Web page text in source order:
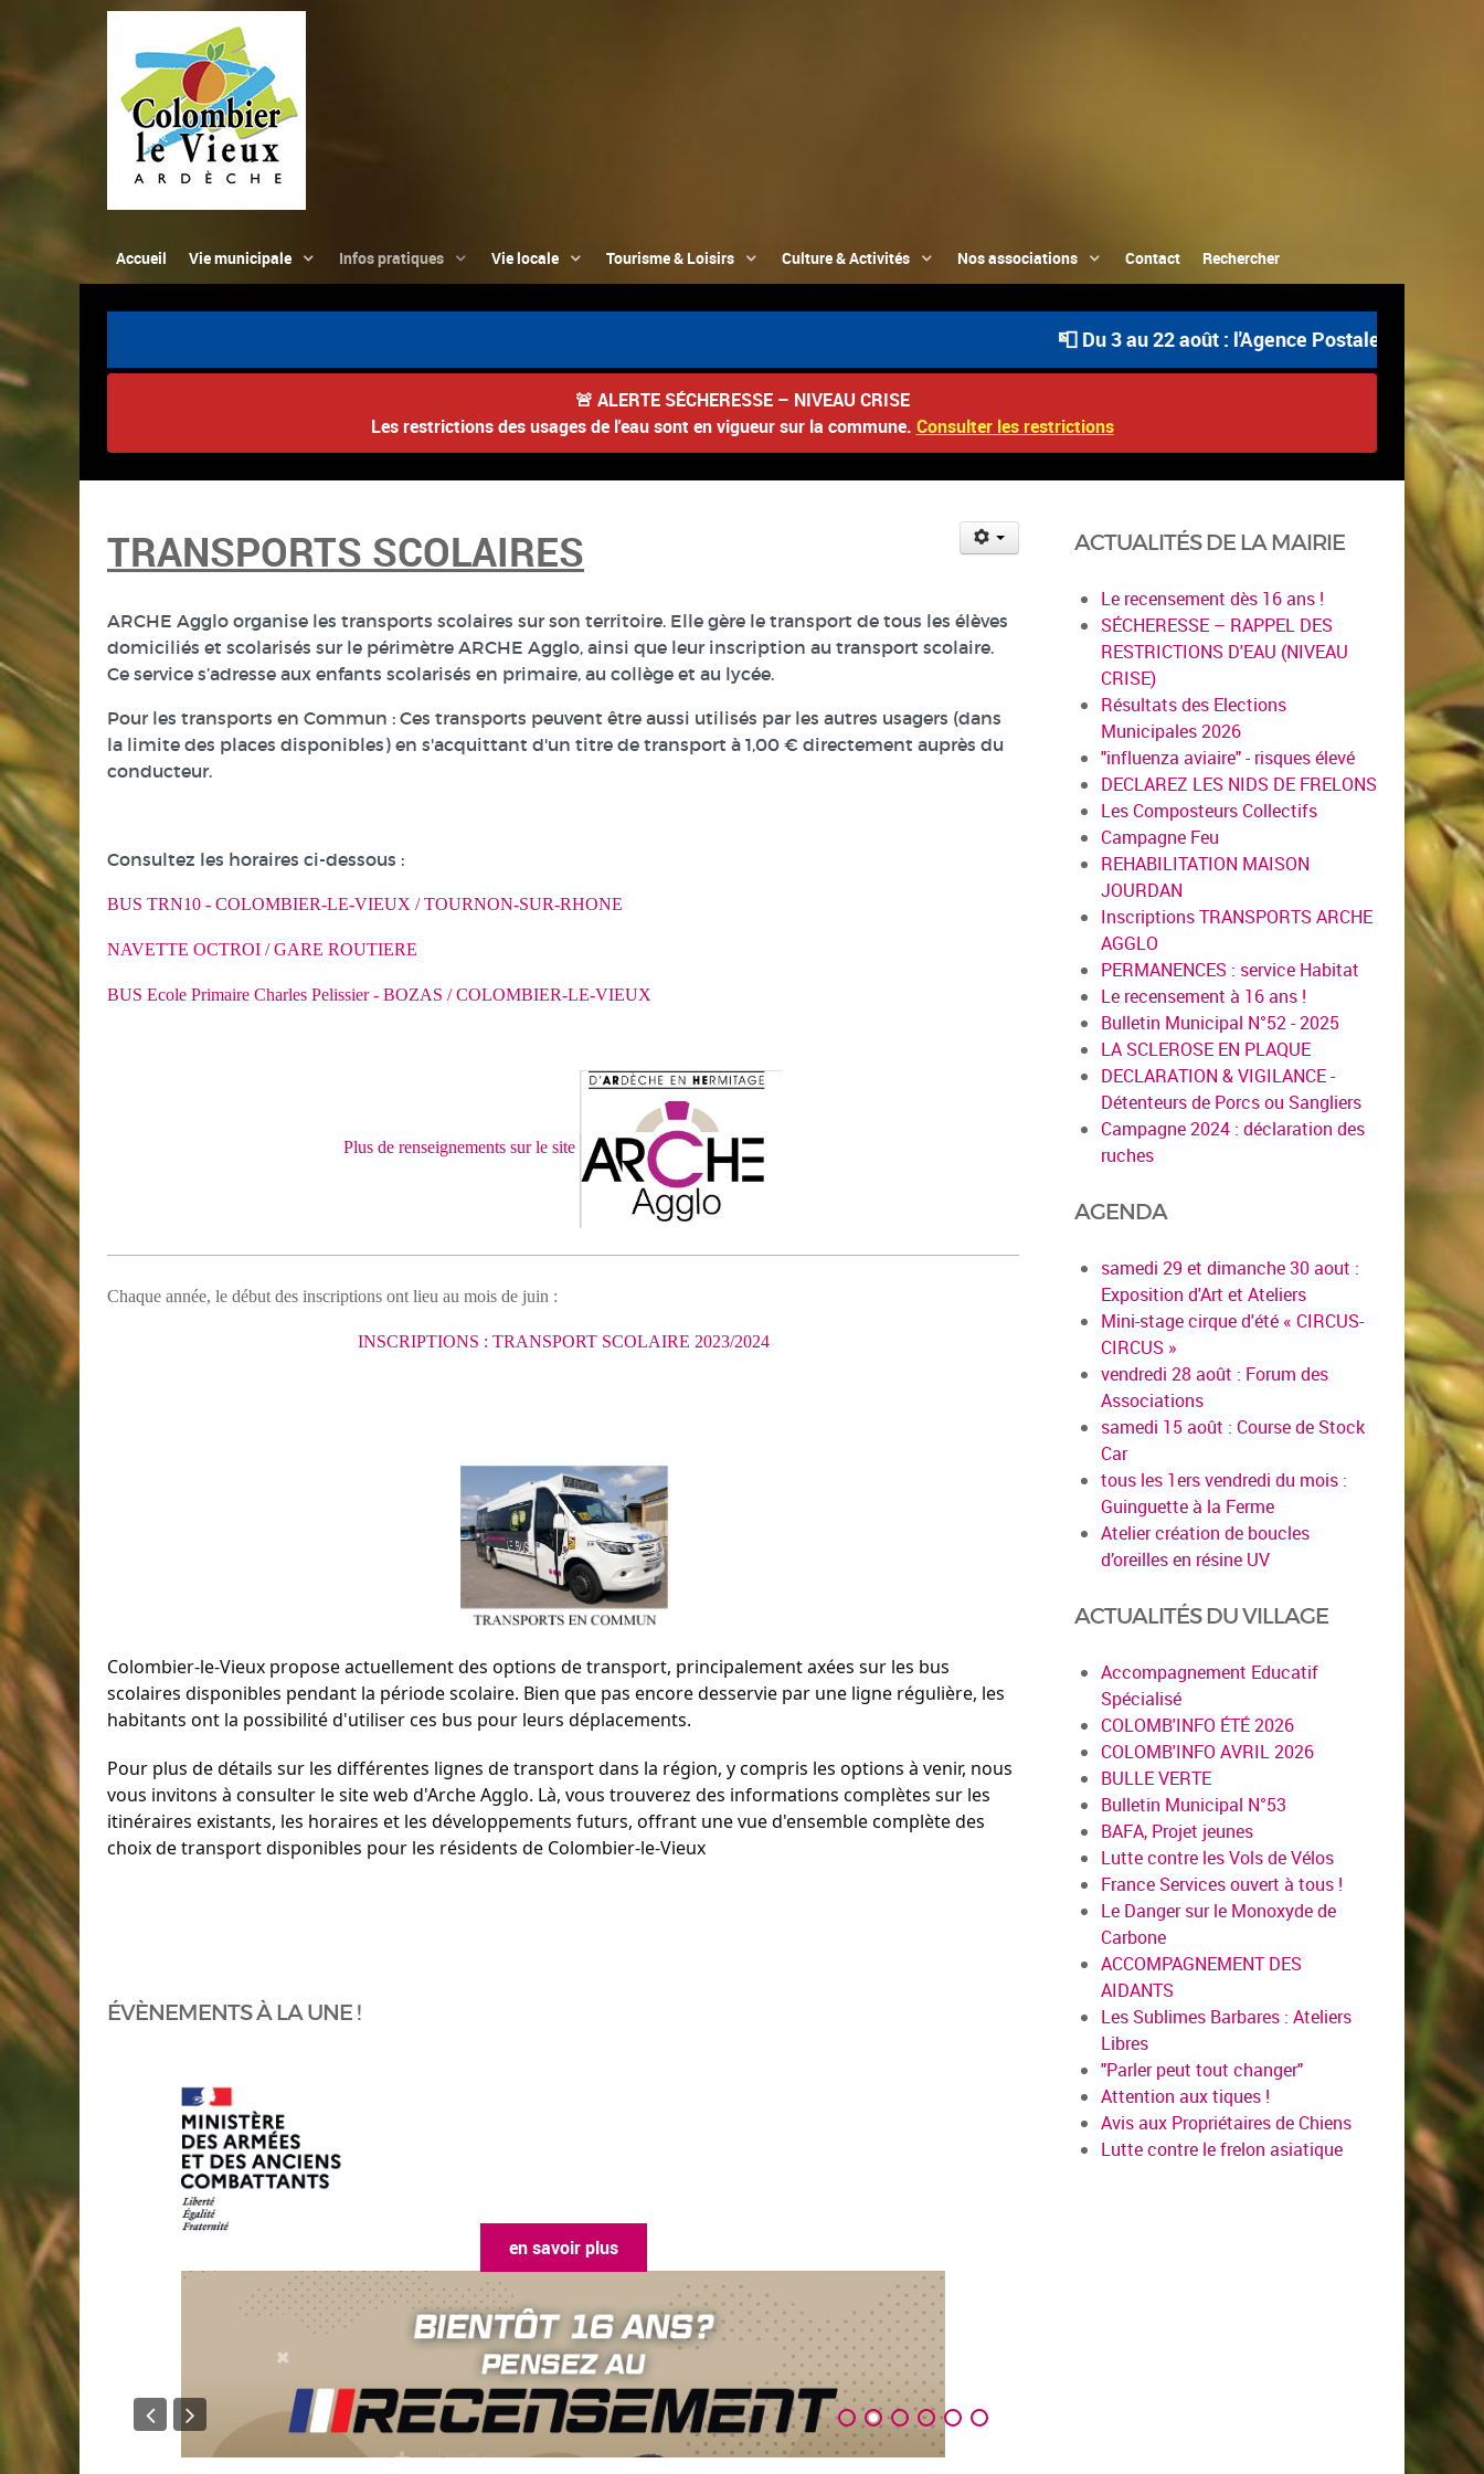
Accueil Vie municipale Infos pratiques Vie locale Tourisme & Loisirs Culture & Activités Nos associations Contact Rechercher
📮 Du 3 au 22 août : l'Agence Postale Communale
🚨 ALERTE SÉCHERESSE – NIVEAU CRISE
Les restrictions des usages de l'eau sont en vigueur sur la commune. Consulter les restrictions
TRANSPORTS SCOLAIRES
ARCHE Agglo organise les transports scolaires sur son territoire. Elle gère le transport de tous les élèves
domiciliés et scolarisés sur le périmètre ARCHE Agglo, ainsi que leur inscription au transport scolaire.
Ce service s’adresse aux enfants scolarisés en primaire, au collège et au lycée.
Pour les transports en Commun : Ces transports peuvent être aussi utilisés par les autres usagers (dans
la limite des places disponibles) en s'acquittant d'un titre de transport à 1,00 € directement auprès du
conducteur.
Consultez les horaires ci-dessous :
BUS TRN10 - COLOMBIER-LE-VIEUX / TOURNON-SUR-RHONE
NAVETTE OCTROI / GARE ROUTIERE
BUS Ecole Primaire Charles Pelissier - BOZAS / COLOMBIER-LE-VIEUX
Plus de renseignements sur le site
Chaque année, le début des inscriptions ont lieu au mois de juin :
INSCRIPTIONS : TRANSPORT SCOLAIRE 2023/2024
Colombier-le-Vieux propose actuellement des options de transport, principalement axées sur les bus
scolaires disponibles pendant la période scolaire. Bien que pas encore desservie par une ligne régulière, les
habitants ont la possibilité d'utiliser ces bus pour leurs déplacements.
Pour plus de détails sur les différentes lignes de transport dans la région, y compris les options à venir, nous
vous invitons à consulter le site web d'Arche Agglo. Là, vous trouverez des informations complètes sur les
itinéraires existants, les horaires et les développements futurs, offrant une vue d'ensemble complète des
choix de transport disponibles pour les résidents de Colombier-le-Vieux
ÉVÈNEMENTS À LA UNE !
ACTUALITÉS DE LA MAIRIE
Le recensement dès 16 ans !
SÉCHERESSE – RAPPEL DES
RESTRICTIONS D'EAU (NIVEAU
CRISE)
Résultats des Elections
Municipales 2026
"influenza aviaire" - risques élevé
DECLAREZ LES NIDS DE FRELONS
Les Composteurs Collectifs
Campagne Feu
REHABILITATION MAISON
JOURDAN
Inscriptions TRANSPORTS ARCHE
AGGLO
PERMANENCES : service Habitat
Le recensement à 16 ans !
Bulletin Municipal N°52 - 2025
LA SCLEROSE EN PLAQUE
DECLARATION & VIGILANCE -
Détenteurs de Porcs ou Sangliers
Campagne 2024 : déclaration des
ruches
AGENDA
samedi 29 et dimanche 30 aout :
Exposition d'Art et Ateliers
Mini-stage cirque d'été « CIRCUS-
CIRCUS »
vendredi 28 août : Forum des
Associations
samedi 15 août : Course de Stock
Car
tous les 1ers vendredi du mois :
Guinguette à la Ferme
Atelier création de boucles
d’oreilles en résine UV
ACTUALITÉS DU VILLAGE
Accompagnement Educatif
Spécialisé
COLOMB'INFO ÉTÉ 2026
COLOMB'INFO AVRIL 2026
BULLE VERTE
Bulletin Municipal N°53
BAFA, Projet jeunes
Lutte contre les Vols de Vélos
France Services ouvert à tous !
Le Danger sur le Monoxyde de
Carbone
ACCOMPAGNEMENT DES
AIDANTS
Les Sublimes Barbares : Ateliers
Libres
"Parler peut tout changer"
Attention aux tiques !
Avis aux Propriétaires de Chiens
Lutte contre le frelon asiatique